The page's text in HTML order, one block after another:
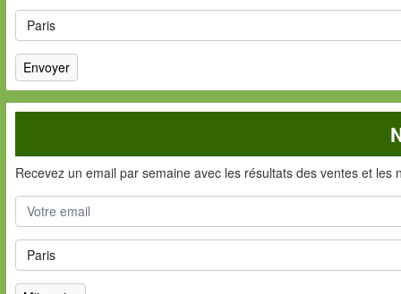
Recevez un email par semaine avec les résultats des ventes et